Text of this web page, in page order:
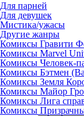
Для парней
Для девушек
Мистика/ужасы
Другие жанры
Комиксы Гравити
Комиксы Marvel
Комиксы Человек-
Комиксы Бэтмен
Комиксы Земля
Комиксы Майор
Комиксы Лига
Комиксы